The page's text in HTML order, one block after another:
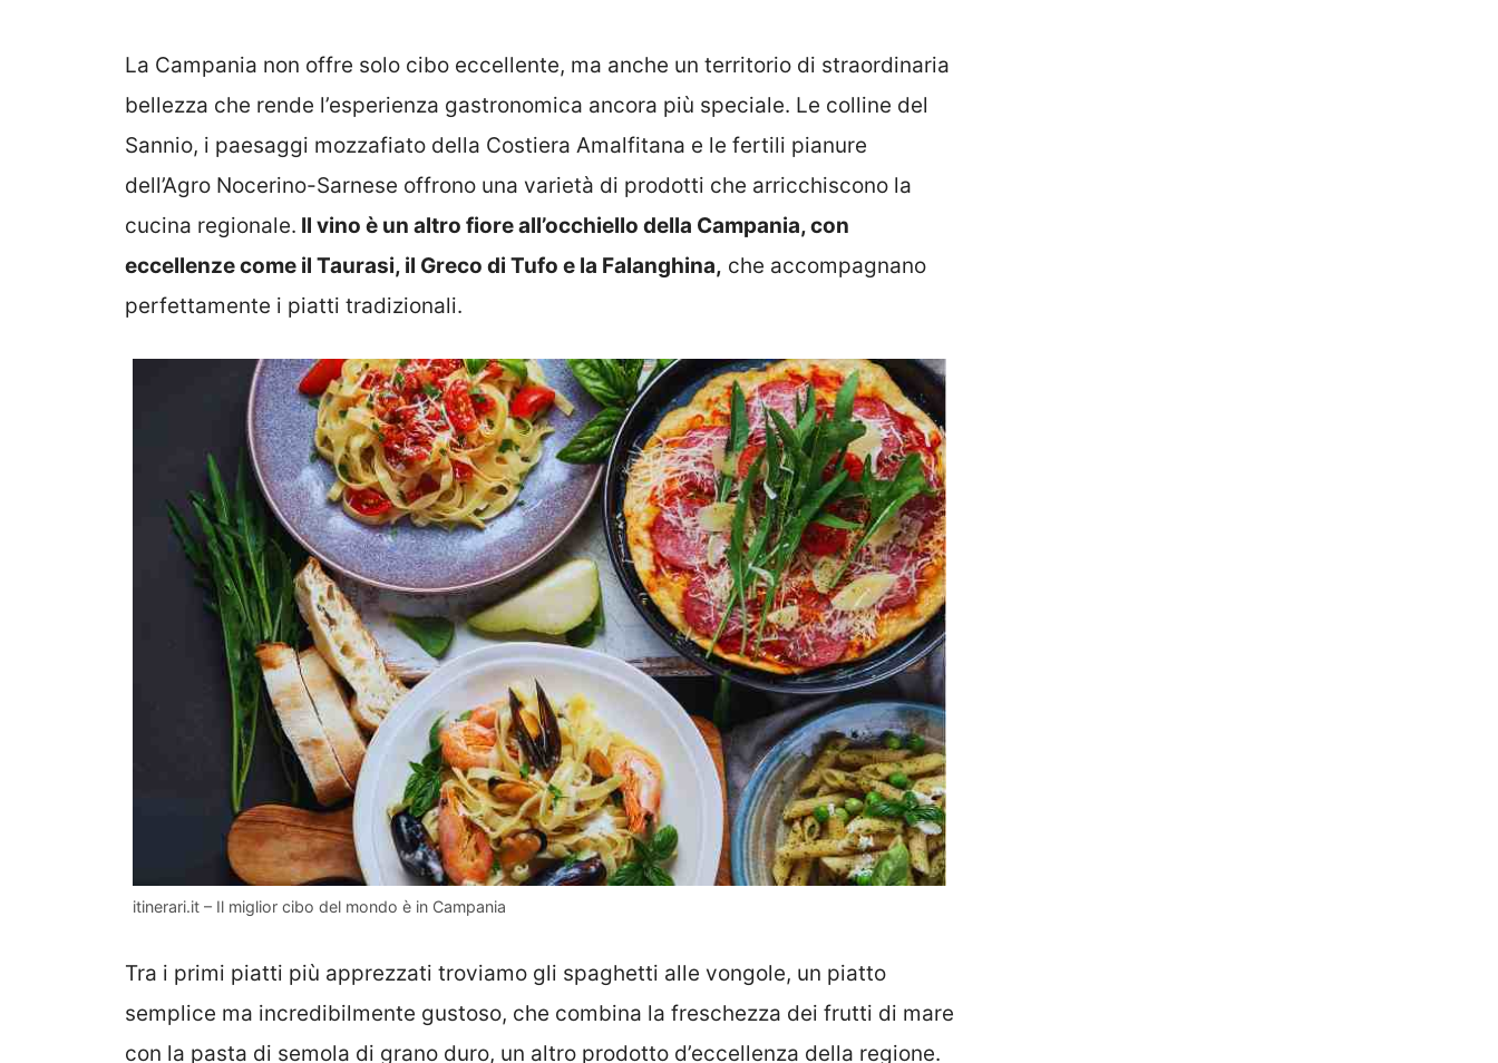
La Campania non offre solo cibo eccellente, ma anche un territorio di straordinaria
bellezza che rende l’esperienza gastronomica ancora più speciale. Le colline del
Sannio, i paesaggi mozzafiato della Costiera Amalfitana e le fertili pianure
dell’Agro Nocerino-Sarnese offrono una varietà di prodotti che arricchiscono la
cucina regionale. Il vino è un altro fiore all’occhiello della Campania, con
eccellenze come il Taurasi, il Greco di Tufo e la Falanghina, che accompagnano
perfettamente i piatti tradizionali.
itinerari.it – Il miglior cibo del mondo è in Campania
Tra i primi piatti più apprezzati troviamo gli spaghetti alle vongole, un piatto
semplice ma incredibilmente gustoso, che combina la freschezza dei frutti di mare
con la pasta di semola di grano duro, un altro prodotto d’eccellenza della regione.